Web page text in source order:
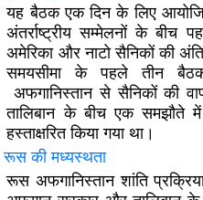
यह बैठक एक दिन के लिए
अंतर्राष्ट्रीय सम्मेलनों के बीच
अमेरिका और नाटो सैनिकों की
समयसीमा के पहले तीन
अफगानिस्तान से सैनिकों की
तालिबान के बीच एक
हस्ताक्षरित किया गया था।
रूस की मध्यस्थता
रूस अफगानिस्तान शांति